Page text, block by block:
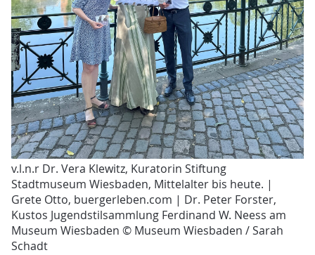
v.l.n.r Dr. Vera Klewitz, Kuratorin Stiftung
Stadtmuseum Wiesbaden, Mittelalter bis heute. |
Grete Otto, buergerleben.com | Dr. Peter Forster,
Kustos Jugendstilsammlung Ferdinand W. Neess am
Museum Wiesbaden © Museum Wiesbaden / Sarah
Schadt